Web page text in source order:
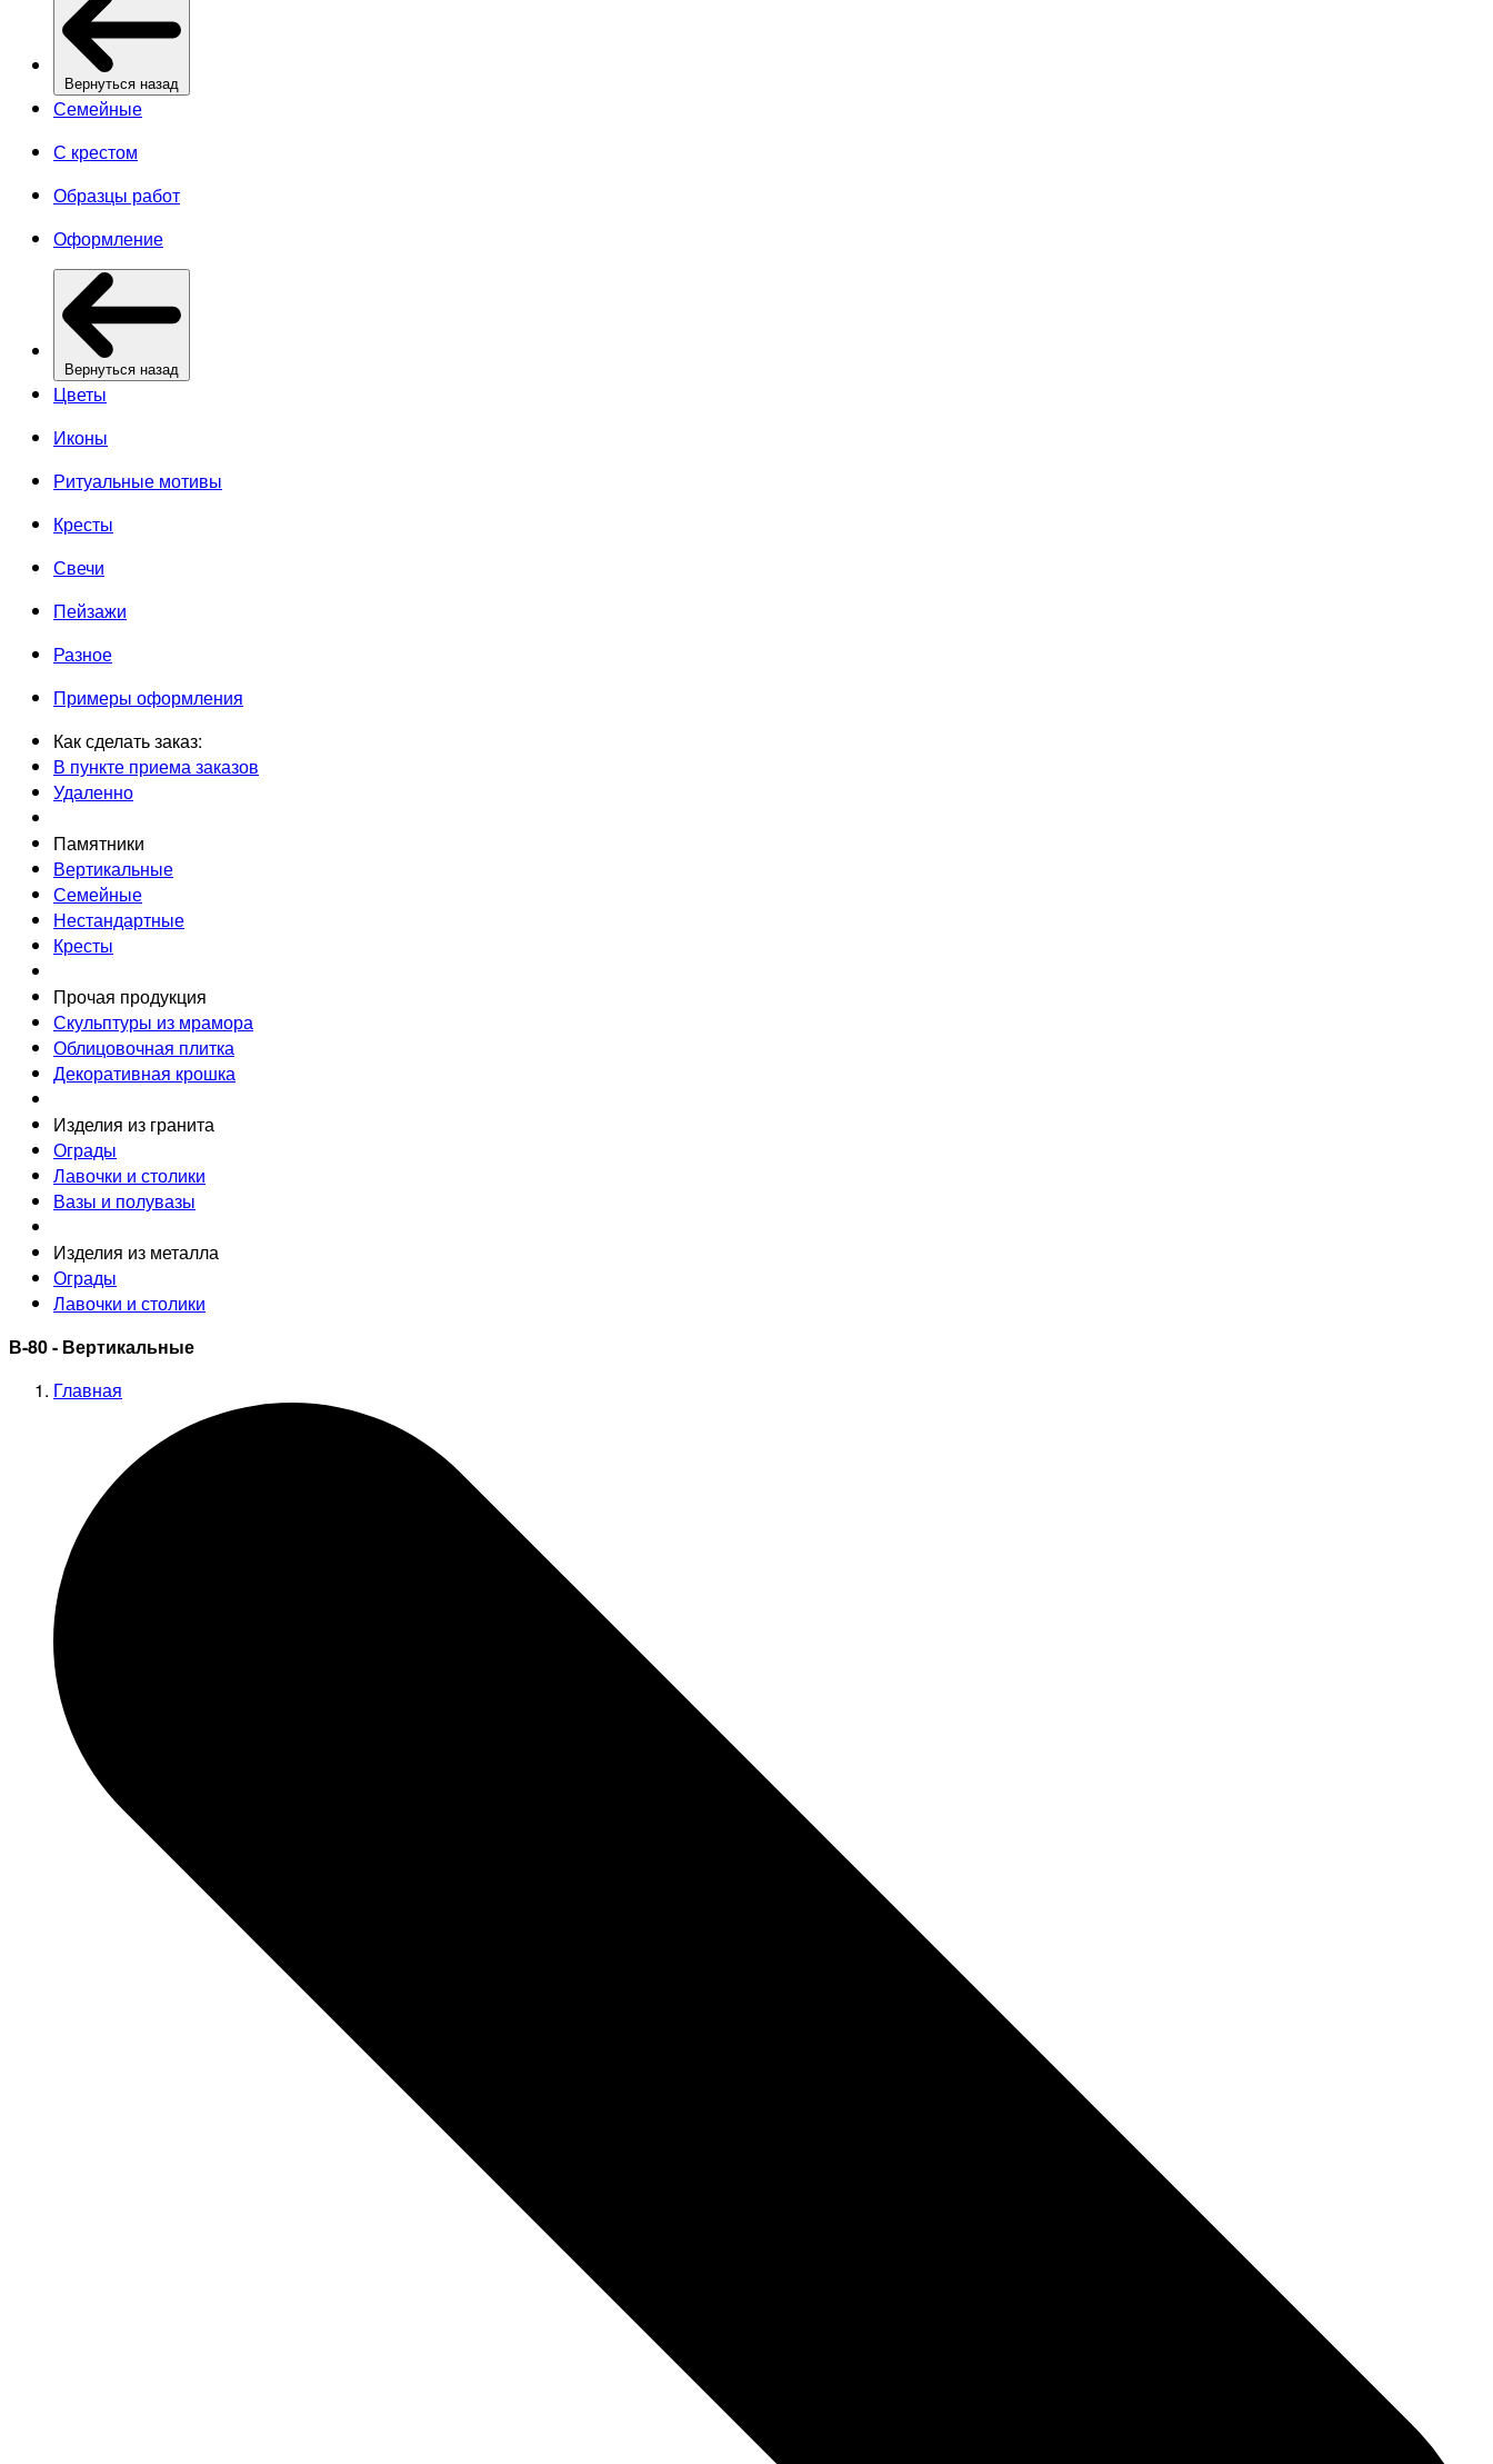
Вернуться назад
Семейные
С крестом
Образцы работ
Оформление
Вернуться назад
Цветы
Иконы
Ритуальные мотивы
Кресты
Свечи
Пейзажи
Разное
Примеры оформления
Как сделать заказ:
В пункте приема заказов
Удаленно
Памятники
Вертикальные
Семейные
Нестандартные
Кресты
Прочая продукция
Скульптуры из мрамора
Облицовочная плитка
Декоративная крошка
Изделия из гранита
Ограды
Лавочки и столики
Вазы и полувазы
Изделия из металла
Ограды
Лавочки и столики
В-80 - Вертикальные
Главная